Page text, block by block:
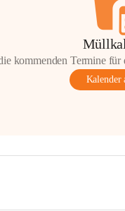
kommenden Termine
Kalender